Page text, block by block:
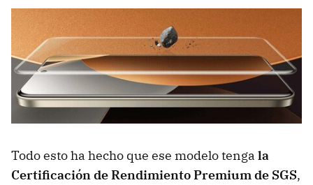
Todo esto ha hecho que ese modelo tenga la
Certificación de Rendimiento Premium de SGS,